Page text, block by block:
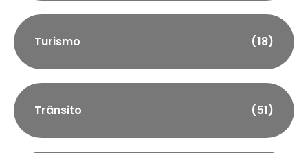
Turismo (18)
Trânsito (51)